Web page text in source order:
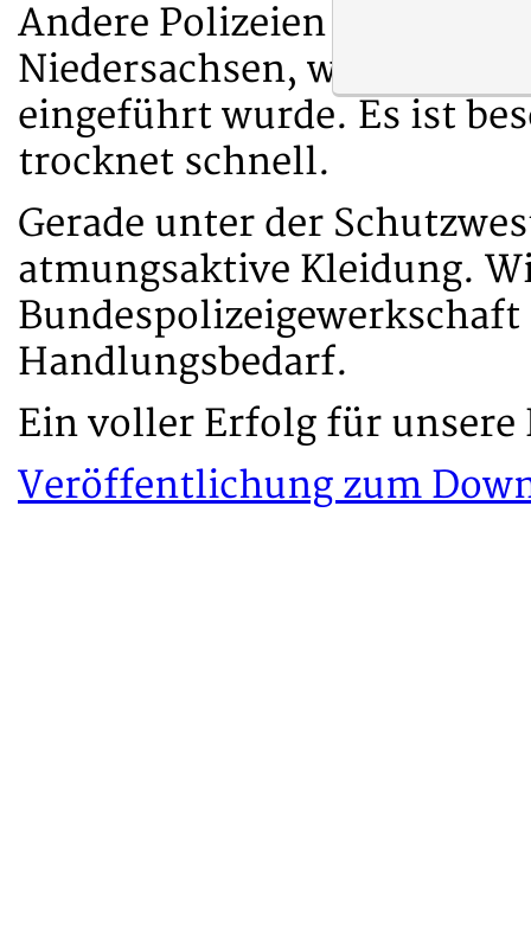
Andere Polizeien haben
Niedersachsen, wo ein
eingeführt wurde. Es ist
trocknet schnell.
Gerade unter der
atmungsaktive Kleidung.
Handlungsbedarf.
Ein voller Erfolg für
Veröffentlichung zum